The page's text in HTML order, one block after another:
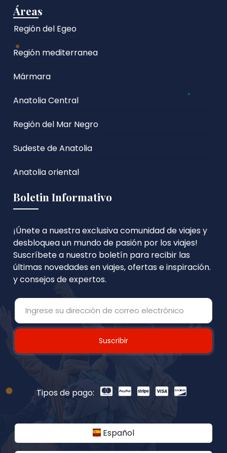
Áreas
Región del Egeo
Región mediterranea
Mármara
Anatolia Central
Región del Mar Negro
Sudeste de Anatolia
Anatolia oriental
Boletin Informativo
¡Únete a nuestra exclusiva comunidad de viajes y
desbloquea un mundo de pasión por los viajes!
Suscríbete a nuestro boletín para recibir las
últimas novedades en viajes, ofertas e inspiración.
y consejos de expertos.
Suscribir
Tipos de pago:
Español